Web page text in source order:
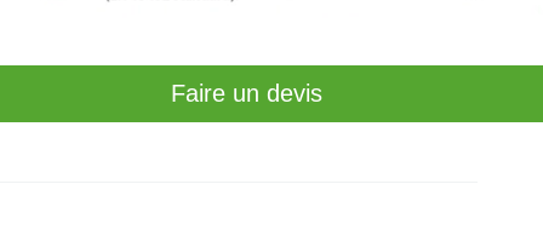
Faire un devis